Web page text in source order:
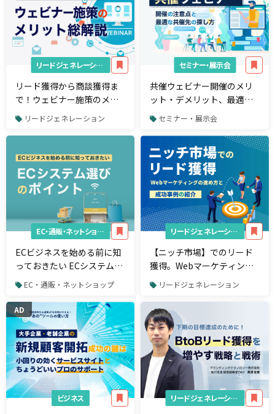
リードジェネレーション
リード獲得から商談獲得ま
で！ウェビナー施策のメリ
ット総解説
リードジェネレーション
セミナー・展示会
共催ウェビナー開催のメリ
ット・デメリット、最適な
共催先の探し方
セミナー・展示会
EC・通販・ネットショップ
ECビジネスを始める前に知
っておきたい ECシステム選
びのポイント
EC・通販・ネットショップ
リードジェネレーション
【ニッチ市場】でのリード
獲得。Webマーケティング
の進め方と成功事例
リードジェネレーション
AD
ビジネス リードジェネレーション